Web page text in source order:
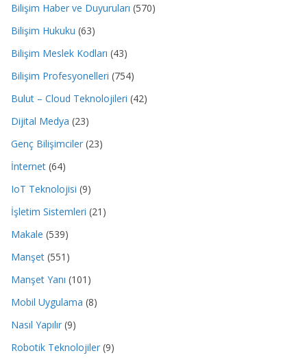
Bilişim Haber ve Duyuruları (570)
Bilişim Hukuku (63)
Bilişim Meslek Kodları (43)
Bilişim Profesyonelleri (754)
Bulut – Cloud Teknolojileri (42)
Dijital Medya (23)
Genç Bilişimciler (23)
İnternet (64)
IoT Teknolojisi (9)
İşletim Sistemleri (21)
Makale (539)
Manşet (551)
Manşet Yanı (101)
Mobil Uygulama (8)
Nasıl Yapılır (9)
Robotik Teknolojiler (9)